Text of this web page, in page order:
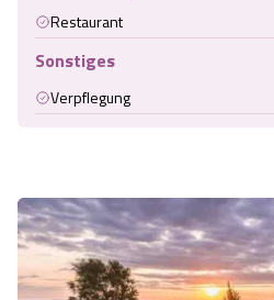
Restaurant
Sonstiges
Verpflegung